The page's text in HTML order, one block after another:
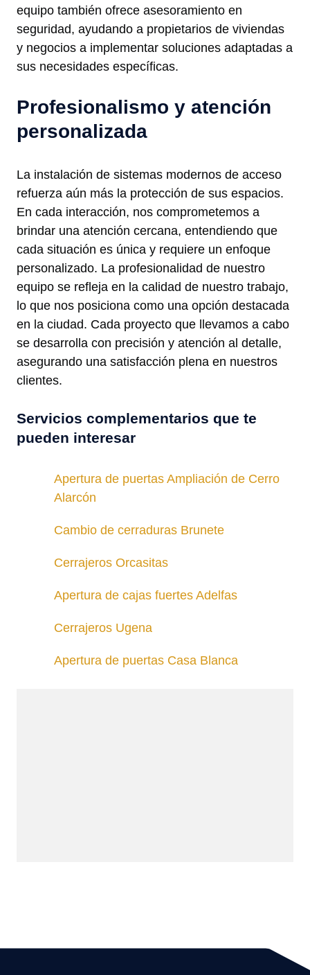
equipo también ofrece asesoramiento en
seguridad, ayudando a propietarios de viviendas
y negocios a implementar soluciones adaptadas a
sus necesidades específicas.
Profesionalismo y atención
personalizada
La instalación de sistemas modernos de acceso
refuerza aún más la protección de sus espacios.
En cada interacción, nos comprometemos a
brindar una atención cercana, entendiendo que
cada situación es única y requiere un enfoque
personalizado. La profesionalidad de nuestro
equipo se refleja en la calidad de nuestro trabajo,
lo que nos posiciona como una opción destacada
en la ciudad. Cada proyecto que llevamos a cabo
se desarrolla con precisión y atención al detalle,
asegurando una satisfacción plena en nuestros
clientes.
Servicios complementarios que te
pueden interesar
Apertura de puertas Ampliación de Cerro
Alarcón
Cambio de cerraduras Brunete
Cerrajeros Orcasitas
Apertura de cajas fuertes Adelfas
Cerrajeros Ugena
Apertura de puertas Casa Blanca